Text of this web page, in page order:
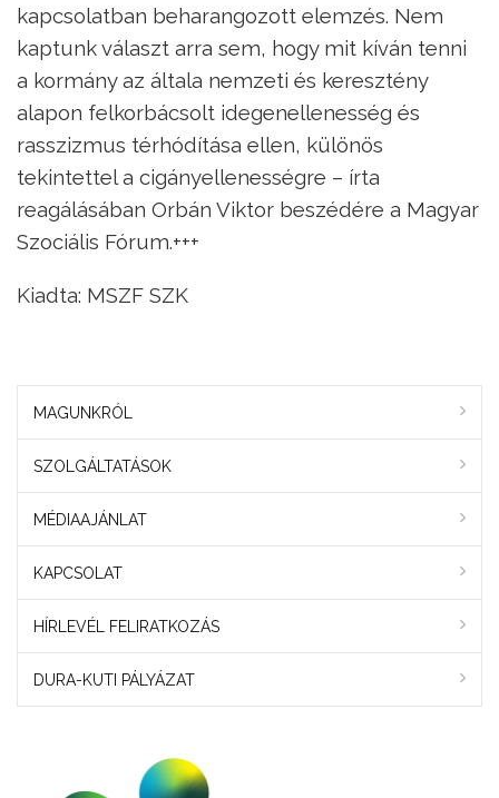
kapcsolatban beharangozott elemzés. Nem
kaptunk választ arra sem, hogy mit kíván tenni
a kormány az általa nemzeti és keresztény
alapon felkorbácsolt idegenellenesség és
rasszizmus térhódítása ellen, különös
tekintettel a cigányellenességre – írta
reagálásában Orbán Viktor beszédére a Magyar
Szociális Fórum.+++
Kiadta: MSZF SZK
MAGUNKRÓL
SZOLGÁLTATÁSOK
MÉDIAAJÁNLAT
KAPCSOLAT
HÍRLEVÉL FELIRATKOZÁS
DURA-KUTI PÁLYÁZAT